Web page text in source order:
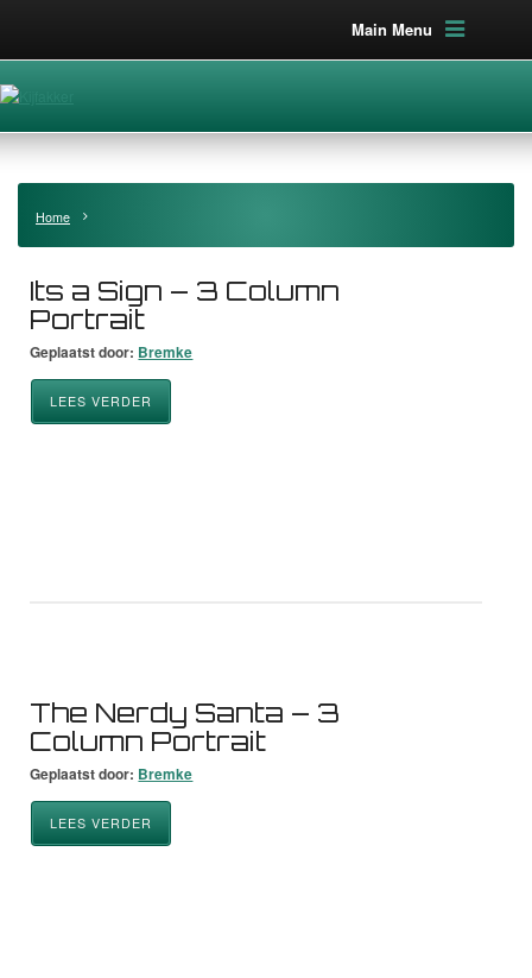
Main Menu
Home
Its a Sign – 3 Column
Portrait
Geplaatst door: Bremke
LEES VERDER
The Nerdy Santa – 3
Column Portrait
Geplaatst door: Bremke
LEES VERDER